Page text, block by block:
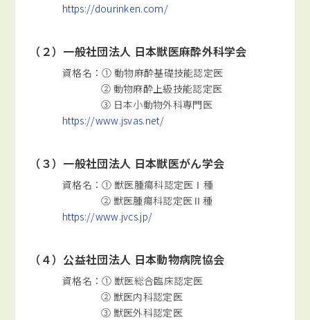
https://dourinken.com/
（２）一般社団法人 日本獣医麻酔外科学会
資格名：① 動物麻酔基礎技能認定医
② 動物麻酔上級技能認定医
③ 日本小動物外科専門医
https://www.jsvas.net/
（３）一般社団法人 日本獣医がん学会
資格名：① 獣医腫瘍科認定医Ⅰ種
② 獣医腫瘍科認定医Ⅱ種
https://www.jvcs.jp/
（４）公益社団法人 日本動物病院協会
資格名：① 獣医総合臨床認定医
② 獣医内科認定医
③ 獣医外科認定医